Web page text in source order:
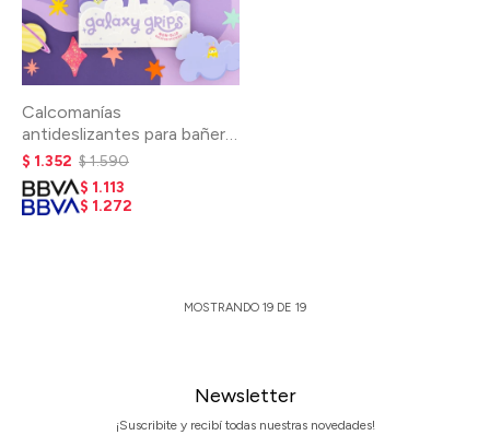
Calcomanías
antideslizantes para bañera
- Galaxy
$ 1.352 $1.590
$ 1.113
$ 1.272
MOSTRANDO 19 DE 19
Newsletter
¡Suscribite y recibí todas nuestras novedades!